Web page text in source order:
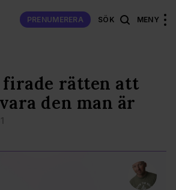
PRENUMERERA SÖK MENY
firade rätten att
den man är